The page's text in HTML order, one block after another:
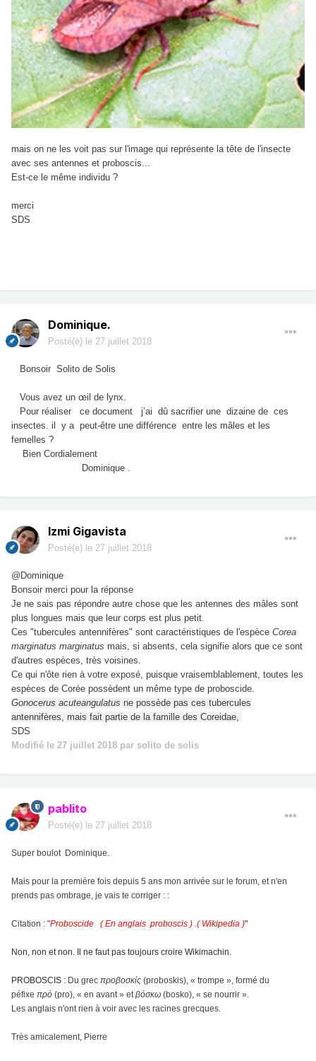
mais on ne les voit pas sur l'image qui représente la tête de l'insecte
avec ses antennes et proboscis...
Est-ce le même individu ?
merci
SDS
Dominique.
Posté(e) le 27 juillet 2018
Bonsoir Solito de Solis
Vous avez un œil de lynx.
Pour réaliser ce document j’ai dû sacrifier une dizaine de ces
insectes. il y a peut-être une différence entre les mâles et les
femelles ?
Bien Cordialement
Dominique .
Izmi Gigavista
Posté(e) le 27 juillet 2018
@Dominique
Bonsoir merci pour la réponse
Je ne sais pas répondre autre chose que les antennes des mâles sont
plus longues mais que leur corps est plus petit.
Ces "tubercules antennifères" sont caractéristiques de l'espèce Corea
marginatus marginatus mais, si absents, cela signifie alors que ce sont
d'autres espèces, très voisines.
Ce qui n'ôte rien à votre exposé, puisque vraisemblablement, toutes les
espèces de Corée possèdent un même type de proboscide.
Gonocerus acuteangulatus ne possède pas ces tubercules
antennifères, mais fait partie de la famille des Coreidae,
SDS
Modifié le 27 juillet 2018 par solito de solis
pablito
Posté(e) le 27 juillet 2018
Super boulot Dominique.
Mais pour la première fois depuis 5 ans mon arrivée sur le forum, et n'en
prends pas ombrage, je vais te corriger : :
Citation : "Proboscide ( En anglais proboscis ) .( Wikipedia )"
Non, non et non. Il ne faut pas toujours croire Wikimachin.
PROBOSCIS : Du grec προβοσκίς (proboskis), « trompe », formé du
péfixe πρό (pro), « en avant » etβόσκω (bosko), « se nourrir ».
Les anglais n'ont rien à voir avec les racines grecques.
Très amicalement, Pierre